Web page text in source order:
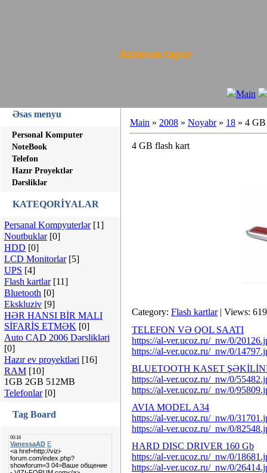
Axtaran tapar
Main
Əsas menyu
Personal Komputer
NoteBook
Telefon
Hazır Proyektlər
Dərsliklər
KATEQORİYALAR
Persanal Kompyuterlər [1]
Noutbuklar [0]
HDD [0]
LCD Monitorlar [5]
UPS [4]
Flash kartlar [11]
Bluetooth [0]
Ekskluziv [9]
HƏR HANSI BİR MALI
SİFARİŞ ETMƏK [0]
Auto CAD 2006 Dərslikləri
[0]
Hazır ev proyektləri [16]
RAM [10]
1GB 2GB 512MB
Telefonlar [0]
Tag Board
Main » 2008 » Noyabr » 18 » 4
4 GB flash kart
Category: Flash kartlar| Views:
TELEFON VƏ QOL SAATI
https://al-ver.ucoz.ru/_nw/0/
https://al-ver.ucoz.ru/_nw/0/
BLUETOOTH KASET
https://al-ver.ucoz.ru/_nw/0/
https://al-ver.ucoz.ru/_nw/0/
AVIA MODEL A34
https://al-ver.ucoz.ru/_nw/0/
https://al-ver.ucoz.ru/_nw/0/
HARD DISC DRIVER 160 Gb
https://al-ver.ucoz.ru/_nw/0/
https://al-ver.ucoz.ru/_nw/0/